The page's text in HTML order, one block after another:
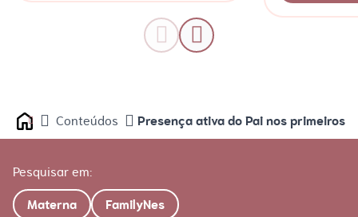
Home Conteúdos Presença ativa do Pai nos primeiros
Pesquisar em:
Materna FamilyNes